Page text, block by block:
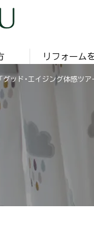
リフォーム
グッド・エイジング体感ツ